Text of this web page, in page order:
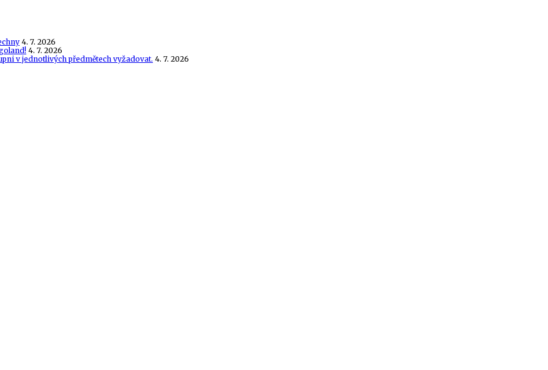
4. 7. 2026
4. 7. 2026
v jednotlivých předmětech vyžadovat. 4. 7. 2026